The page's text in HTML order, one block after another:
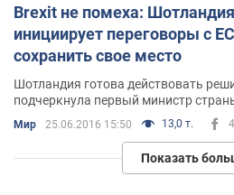
Brexit не помеха: Шотландия
инициирует переговоры с
сохранить свое место
Шотландия готова действовать
подчеркнула первый министр
Мир 25.06.2016 15:50 13,0 т. 4
Показать